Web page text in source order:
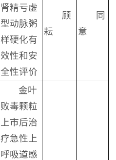
肾精亏虚
型动脉粥
样硬化有
效性和安
全性评价
顾
耘
同
意
金叶
败毒颗粒
上市后治
疗急性上
呼吸道感